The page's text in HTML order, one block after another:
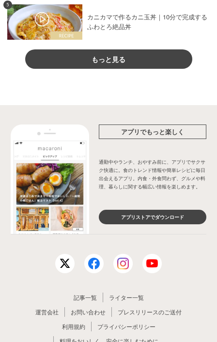
5
カニカマで作るカニ玉丼｜10分で完成する
ふわとろ絶品丼
もっと見る
アプリでもっと楽しく
通勤中やランチ、おやすみ前に、アプリでサクサ
ク快適に。食のトレンド情報や簡単レシピに毎日
出会えるアプリ。内食・外食問わず、グルメや料
理、暮らしに関する幅広い情報を楽しめます。
アプリストアでダウンロード
記事一覧
ライター一覧
運営会社
お問い合わせ
プレスリリースのご送付
利用規約
プライバシーポリシー